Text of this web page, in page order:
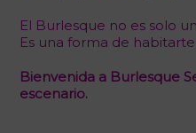
El Burlesque no es solo
Es una forma de
Bienvenida a Burlesque
escenario.